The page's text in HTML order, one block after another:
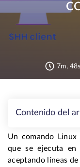
7m, 48s
Contenido del
Un comando
que se ejecuta
aceptando líneas